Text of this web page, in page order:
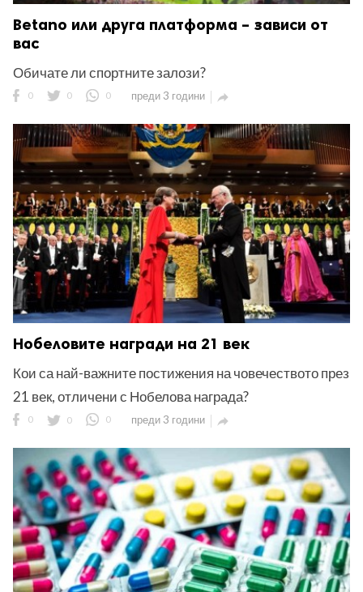
Betano или друга платформа – зависи от
вас
Обичате ли спортните залози?
0 0 0 преди 3 години 
Нобеловите награди на 21 век
Кои са най-важните постижения на човечеството през
21 век, отличени с Нобелова награда?
0 0 0 преди 3 години 